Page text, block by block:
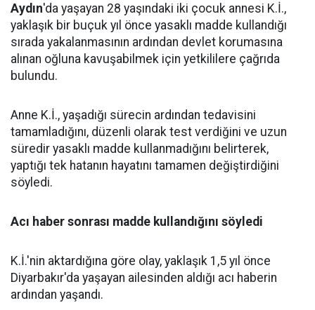
Aydın'da yaşayan 28 yaşındaki iki çocuk annesi K.İ.,
yaklaşık bir buçuk yıl önce yasaklı madde kullandığı
sırada yakalanmasının ardından devlet korumasına
alınan oğluna kavuşabilmek için yetkililere çağrıda
bulundu.
Anne K.İ., yaşadığı sürecin ardından tedavisini
tamamladığını, düzenli olarak test verdiğini ve uzun
süredir yasaklı madde kullanmadığını belirterek,
yaptığı tek hatanın hayatını tamamen değiştirdiğini
söyledi.
Acı haber sonrası madde kullandığını söyledi
K.İ.'nin aktardığına göre olay, yaklaşık 1,5 yıl önce
Diyarbakır'da yaşayan ailesinden aldığı acı haberin
ardından yaşandı.